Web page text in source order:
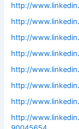
http://
http://
http://
http://
http://
http://
http://
http://